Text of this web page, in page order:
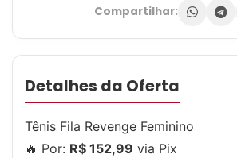
Compartilhar:
Detalhes da Oferta
Tênis Fila Revenge Feminino
🔥 Por: R$ 152,99 via Pix